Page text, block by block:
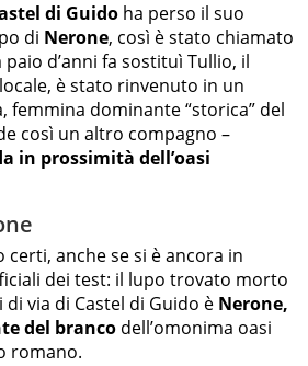
di Guido ha perso il suo
di Nerone, così è stato chiamato
d’anni fa sostituì Tullio, il
è stato rinvenuto in un
femmina dominante “storica” del
così un altro compagno –
in prossimità dell’oasi
certi, anche se si è ancora in
dei test: il lupo trovato morto
via di Castel di Guido è Nerone,
del branco dell’omonima oasi
romano.